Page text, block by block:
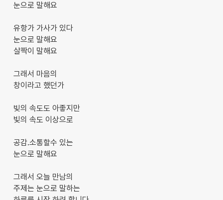
눈으로 말해요
유항가 가사가 있다
눈으로 말해요
살짝이 말해요
그래서 마음의
창이라고 했던가
빚의 속도도 아좋지만
빛의 속도 이상으로
공감.소통할수 있는
눈으로 말해요
그래서 오늘 만남의
주제는 눈으로 말하는